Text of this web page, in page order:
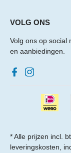
VOLG ONS
Volg ons op social
en aanbiedingen.
* Alle prijzen incl.
leveringskosten,